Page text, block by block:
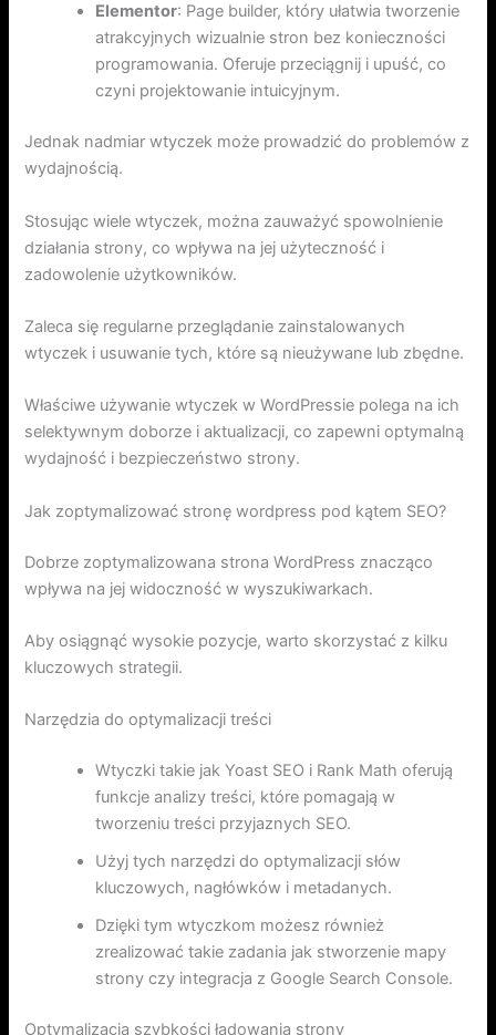
Elementor: Page builder, który ułatwia tworzenie
atrakcyjnych wizualnie stron bez konieczności
programowania. Oferuje przeciągnij i upuść, co
czyni projektowanie intuicyjnym.
Jednak nadmiar wtyczek może prowadzić do problemów z
wydajnością.
Stosując wiele wtyczek, można zauważyć spowolnienie
działania strony, co wpływa na jej użyteczność i
zadowolenie użytkowników.
Zaleca się regularne przeglądanie zainstalowanych
wtyczek i usuwanie tych, które są nieużywane lub zbędne.
Właściwe używanie wtyczek w WordPressie polega na ich
selektywnym doborze i aktualizacji, co zapewni optymalną
wydajność i bezpieczeństwo strony.
Jak zoptymalizować stronę wordpress pod kątem SEO?
Dobrze zoptymalizowana strona WordPress znacząco
wpływa na jej widoczność w wyszukiwarkach.
Aby osiągnąć wysokie pozycje, warto skorzystać z kilku
kluczowych strategii.
Narzędzia do optymalizacji treści
Wtyczki takie jak Yoast SEO i Rank Math oferują
funkcje analizy treści, które pomagają w
tworzeniu treści przyjaznych SEO.
Użyj tych narzędzi do optymalizacji słów
kluczowych, nagłówków i metadanych.
Dzięki tym wtyczkom możesz również
zrealizować takie zadania jak stworzenie mapy
strony czy integracja z Google Search Console.
Optymalizacja szybkości ładowania strony